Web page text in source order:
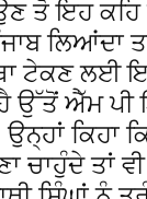
ਤੋ ਇਹ ਕਹਿ
ਲਿਆਂਦਾ
ਟੇਕਣ ਲਈ
ਹੈ ਉੱਤੋਂ ਐੱਮ
ਕਿਹਾ
ਚਾਹੁੰਦੇ ਤਾਂ